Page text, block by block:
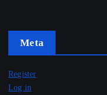
Meta
Register
Log in